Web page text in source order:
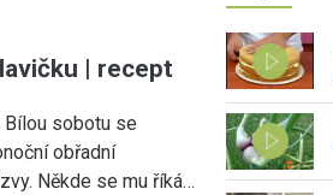
| recept
Bílou sobotu se
obřadní
Někde se mu říká…